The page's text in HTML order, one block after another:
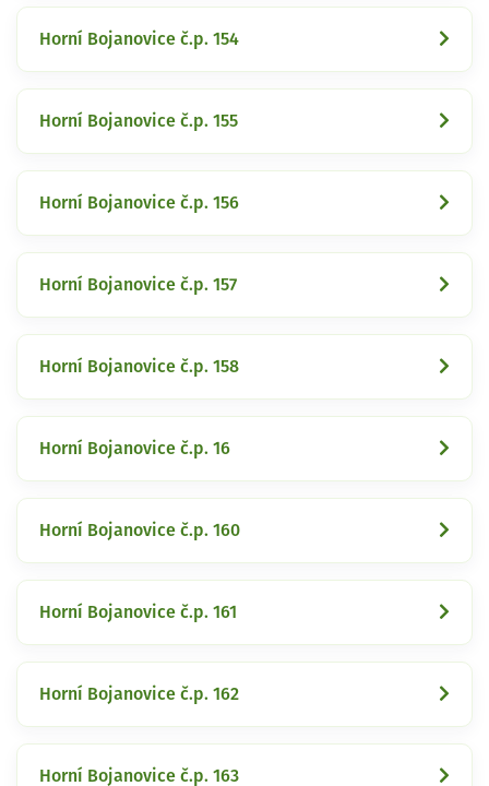
Horní Bojanovice č.p. 154
Horní Bojanovice č.p. 155
Horní Bojanovice č.p. 156
Horní Bojanovice č.p. 157
Horní Bojanovice č.p. 158
Horní Bojanovice č.p. 16
Horní Bojanovice č.p. 160
Horní Bojanovice č.p. 161
Horní Bojanovice č.p. 162
Horní Bojanovice č.p. 163